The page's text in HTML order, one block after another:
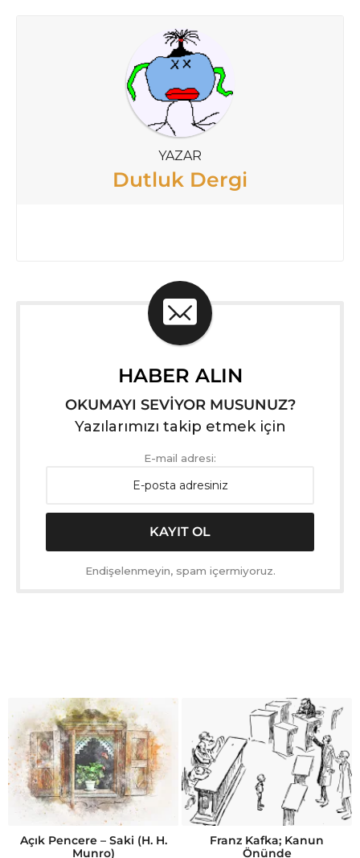
YAZAR
Dutluk Dergi
HABER ALIN
OKUMAYI SEVİYOR MUSUNUZ?
Yazılarımızı takip etmek için
E-mail adresi:
Endişelenmeyin, spam içermiyoruz.
Açık Pencere – Saki (H. H.
Munro)
Franz Kafka; Kanun
Önünde